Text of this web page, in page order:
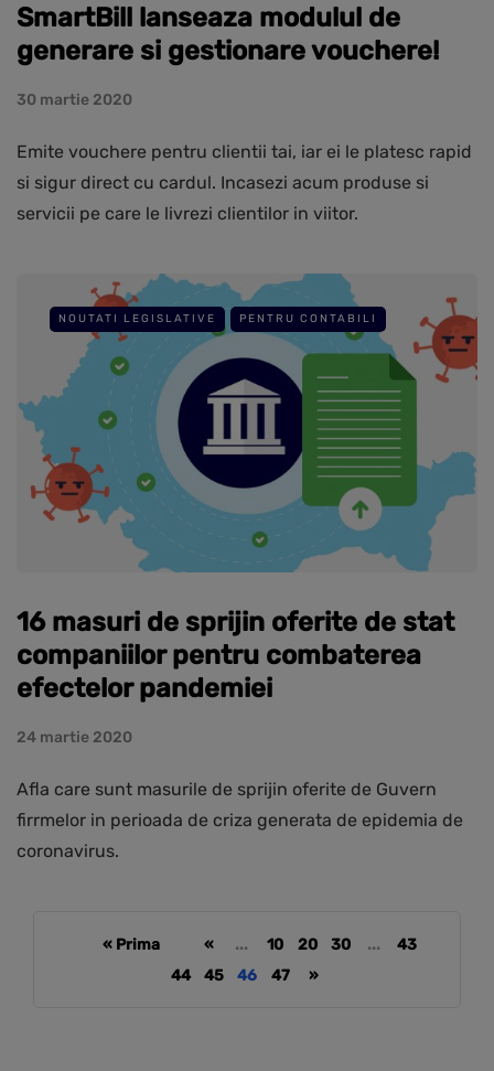
SmartBill lanseaza modulul de
generare si gestionare vouchere!
30 martie 2020
Emite vouchere pentru clientii tai, iar ei le platesc rapid
si sigur direct cu cardul. Incasezi acum produse si
servicii pe care le livrezi clientilor in viitor.
NOUTATI LEGISLATIVE PENTRU CONTABILI
16 masuri de sprijin oferite de stat
companiilor pentru combaterea
efectelor pandemiei
24 martie 2020
Afla care sunt masurile de sprijin oferite de Guvern
firrmelor in perioada de criza generata de epidemia de
coronavirus.
« Prima « ... 10 20 30 ...
43
44
45 46 47 »